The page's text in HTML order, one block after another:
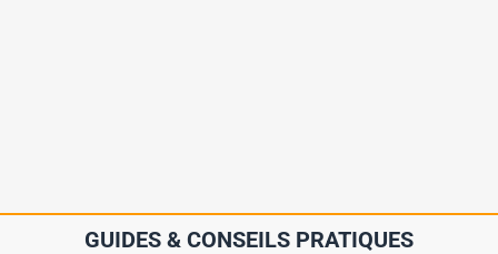
GUIDES & CONSEILS PRATIQUES